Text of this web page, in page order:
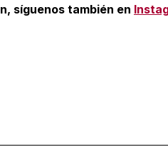
síguenos también en